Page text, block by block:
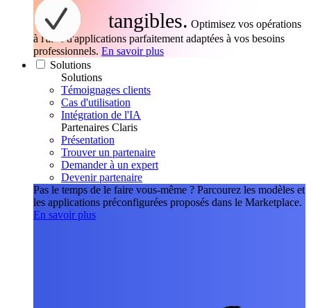
tangibles. Optimisez vos opérations
à l'aide d'applications parfaitement adaptées à vos besoins
professionnels. En savoir plus
Solutions
Solutions
Témoignages clients
Cas d'utilisation
Intégration de l'IA
Partenaires Claris
Présentation
Trouver un partenaire
Demander à un expert
Devenir partenaire
Pas le temps de le faire vous-même ? Parcourez les modèles et
les applications préconfigurées proposés dans le Marketplace.
En savoir plus